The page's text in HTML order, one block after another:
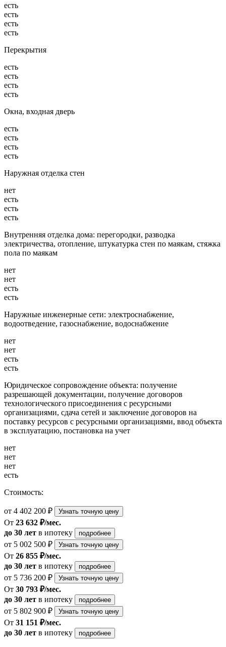
есть
есть
есть
есть
Перекрытия
есть
есть
есть
есть
Окна, входная дверь
есть
есть
есть
есть
Наружная отделка стен
нет
есть
есть
есть
Внутренняя отделка дома: перегородки, разводка
электричества, отопление, штукатурка стен по маякам, стяжка
пола по маякам
нет
нет
есть
есть
Наружные инженерные сети: электроснабжение,
водоотведение, газоснабжение, водоснабжение
нет
нет
есть
есть
Юридическое сопровождение объекта: получение
разрешающей документации, получение договоров
технологического присоединения с ресурсными
организациями, сдача сетей и заключение договоров на
поставку ресурсов с ресурсными организациями, ввод объекта
в эксплуатацию, постановка на учет
нет
нет
нет
есть
Стоимость:
от 4 402 200 ₽ Узнать точную цену
От 23 632 ₽/мес.
до 30 лет в ипотеку подробнее
от 5 002 500 ₽ Узнать точную цену
От 26 855 ₽/мес.
до 30 лет в ипотеку подробнее
от 5 736 200 ₽ Узнать точную цену
От 30 793 ₽/мес.
до 30 лет в ипотеку подробнее
от 5 802 900 ₽ Узнать точную цену
От 31 151 ₽/мес.
до 30 лет в ипотеку подробнее